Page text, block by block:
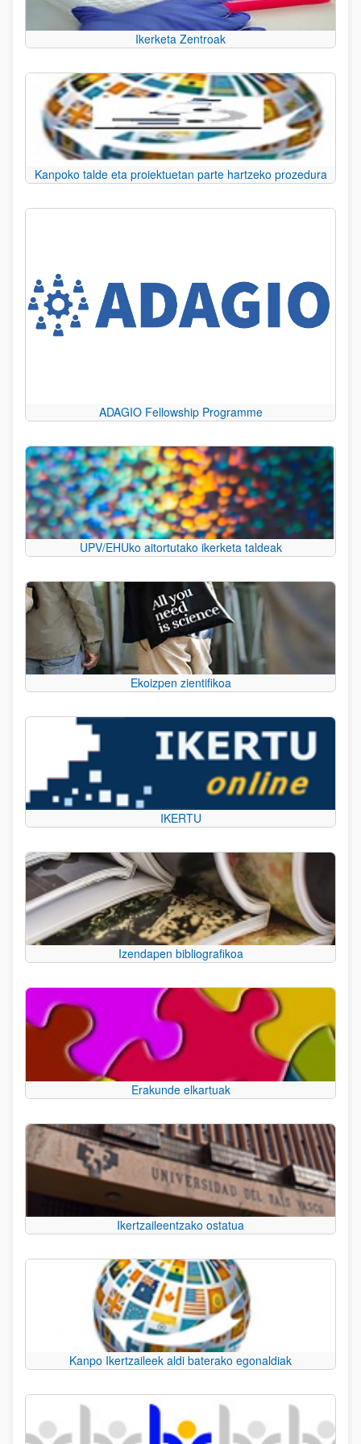
Ikerketa Zentroak
Kanpoko talde eta proiektuetan parte hartzeko prozedura
ADAGIO Fellowship Programme
UPV/EHUko aitortutako ikerketa taldeak
Ekoizpen zientifikoa
IKERTU
Izendapen bibliografikoa
Erakunde elkartuak
Ikertzaileentzako ostatua
Kanpo Ikertzaileek aldi baterako egonaldiak